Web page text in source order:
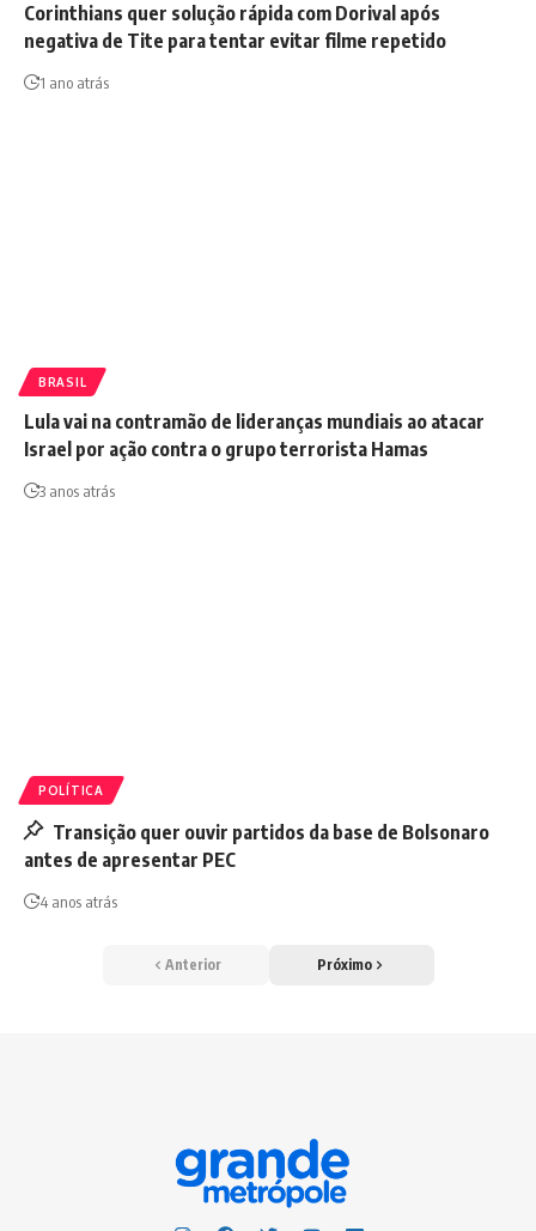
Corinthians quer solução rápida com Dorival após
negativa de Tite para tentar evitar filme repetido
1 ano atrás
BRASIL
Lula vai na contramão de lideranças mundiais ao atacar
Israel por ação contra o grupo terrorista Hamas
3 anos atrás
POLÍTICA
Transição quer ouvir partidos da base de Bolsonaro
antes de apresentar PEC
4 anos atrás
Anterior Próximo